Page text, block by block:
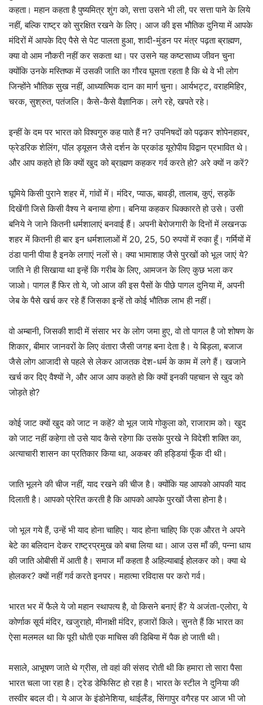
कहता। महान कहता है पुष्यमित्र शुंग को, सत्ता उसने भी ली, पर सत्ता पाने के लिये
नहीं, बल्कि राष्ट्र को सुरक्षित रखने के लिए। आज की इस भौतिक दुनिया में आपके
मंदिरों में आपके दिए पैसे से पेट पालता हुआ, शादी-मुंडन पर मंत्र पढ़ता ब्राह्मण,
क्या वो आम नौकरी नहीं कर सकता था। पर उसने यह कष्टसाध्य जीवन चुना
क्योंकि उनके मस्तिष्क में उसकी जाति का गौरव घूमता रहता है कि थे वे भी लोग
जिन्होंने भौतिक सुख नहीं, आध्यात्मिक दान का मार्ग चुना। आर्यभट्ट, वराहमिहिर,
चरक, सुश्रुत, पतंजलि। कैसे-कैसे वैज्ञानिक। लगे रहे, खपते रहे।
इन्हीं के दम पर भारत को विश्वगुरु कह पाते हैं न? उपनिषदों को पढ़कर शोपेनहावर,
फ्रेडरिक शेलिंग, पॉल ड्यूसन जैसे दर्शन के प्रकांड यूरोपीय विद्वान प्रभावित थे।
और आप कहते हो कि क्यों खुद को ब्राह्मण कहकर गर्व करते हो? अरे क्यों न करें?
घूमिये किसी पुराने शहर में, गांवों में। मंदिर, प्याऊ, बावड़ी, तालाब, कुएं, सड़कें
दिखेंगी जिसे किसी वैश्य ने बनाया होगा। बनिया कहकर धिक्कारते हो उसे। उसी
बनिये ने जाने कितनी धर्मशालाएं बनवाई हैं। अपनी बेरोजगारी के दिनों में लखनऊ
शहर में कितनी ही बार इन धर्मशालाओं में 20, 25, 50 रुपयों में रुका हूँ। गर्मियों में
ठंडा पानी पीया है इनके लगाएं नलों से। क्या भामाशाह जैसे पुरखों को भूल जाएं ये?
जाति ने ही सिखाया था इन्हें कि गरीब के लिए, आमजन के लिए कुछ भला कर
जाओ। पागल हैं फिर तो ये, जो आज की इस पैसों के पीछे पागल दुनिया में, अपनी
जेब के पैसे खर्च कर रहे हैं जिसका इन्हें तो कोई भौतिक लाभ ही नहीं।
वो अम्बानी, जिसकी शादी में संसार भर के लोग जमा हुए, वो तो पागल है जो शोषण के
शिकार, बीमार जानवरों के लिए वंतारा जैसी जगह बना देता है। ये बिड़ला, बजाज
जैसे लोग आजादी से पहले से लेकर आजतक देश-धर्म के काम में लगे हैं। खजाने
खर्च कर दिए वैश्यों ने, और आज आप कहते हो कि क्यों इनकी पहचान से खुद को
जोड़ते हो?
कोई जाट क्यों खुद को जाट न कहें? वो भूल जाये गोकुला को, राजाराम को। खुद
को जाट नहीं कहेगा तो उसे याद कैसे रहेगा कि उसके पुरखे ने विदेशी शक्ति का,
अत्याचारी शासन का प्रतिकार किया था, अकबर की हड्डियां फूँक दी थी।
जाति भूलने की चीज नहीं, याद रखने की चीज है। क्योंकि यह आपको आपकी याद
दिलाती है। आपको प्रेरित करती है कि आपको आपके पुरखों जैसा होना है।
जो भूल गये हैं, उन्हें भी याद होना चाहिए। याद होना चाहिए कि एक औरत ने अपने
बेटे का बलिदान देकर राष्ट्रप्रमुख को बचा लिया था। आज उस माँ की, पन्ना धाय
की जाति ओबीसी में आती है। समाज माँ कहता है अहिल्याबाई होलकर को। क्या थे
होलकर? क्यों नहीं गर्व करते इनपर। महात्मा रविदास पर करो गर्व।
भारत भर में फैले ये जो महान स्थापत्य है, वो किसने बनाएं हैं? ये अजंता-एलोरा, ये
कोर्णाक सूर्य मंदिर, खजुराहो, मीनाक्षी मंदिर, हजारों किले। सुनते हैं कि भारत का
ऐसा मलमल था कि पूरी धोती एक माचिस की डिबिया में पैक हो जाती थी।
मसाले, आभूषण जाते थे ग्रीस, तो वहां की संसद रोती थी कि हमारा तो सारा पैसा
भारत चला जा रहा है। ट्रेड डेफिसिट हो रहा है। भारत के स्टील ने दुनिया की
तस्वीर बदल दी। ये आज के इंडोनेशिया, थाईलैंड, सिंगापुर वगैरह पर आज भी जो